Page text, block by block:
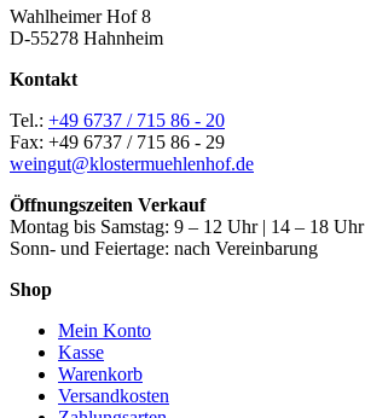
Wahlheimer Hof 8
D-55278 Hahnheim
Kontakt
Tel.: +49 6737 / 715 86 - 20
Fax: +49 6737 / 715 86 - 29
weingut@klostermuehlenhof.de
Öffnungszeiten Verkauf
Montag bis Samstag: 9 – 12 Uhr | 14 – 18 Uhr
Sonn- und Feiertage: nach Vereinbarung
Shop
Mein Konto
Kasse
Warenkorb
Versandkosten